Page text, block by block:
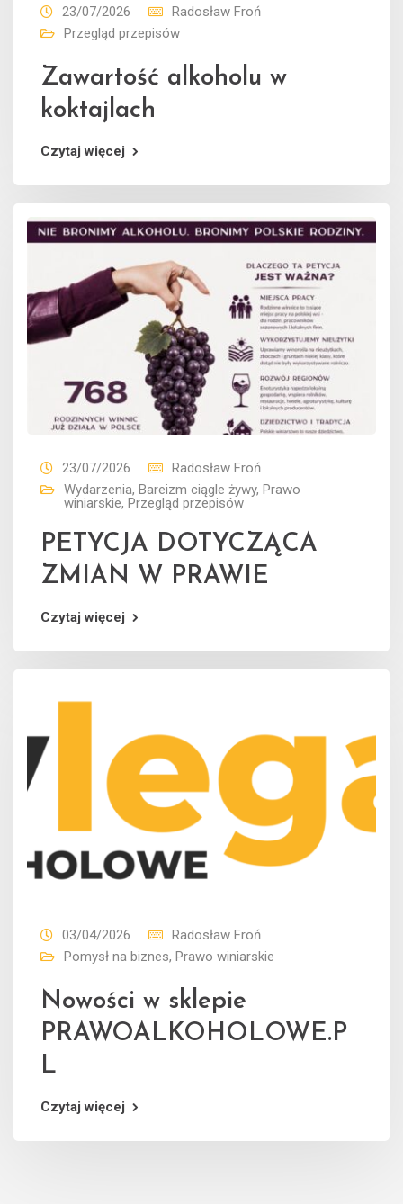
23/07/2026
Radosław Froń
Przegląd przepisów
Zawartość alkoholu w
koktajlach
Czytaj więcej
23/07/2026
Radosław Froń
Wydarzenia, Bareizm ciągle żywy, Prawo
winiarskie, Przegląd przepisów
PETYCJA DOTYCZĄCA
ZMIAN W PRAWIE
Czytaj więcej
03/04/2026
Radosław Froń
Pomysł na biznes, Prawo winiarskie
Nowości w sklepie
PRAWOALKOHOLOWE.P
L
Czytaj więcej